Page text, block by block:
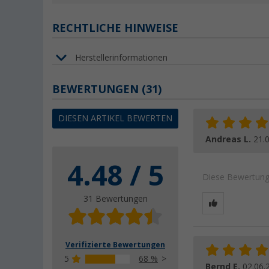
RECHTLICHE HINWEISE
Herstellerinformationen
BEWERTUNGEN (31)
DIESEN ARTIKEL BEWERTEN
4.48 / 5
31 Bewertungen
Verifizierte Bewertungen
5 68 %
Andreas L.
Diese
Bernd E.